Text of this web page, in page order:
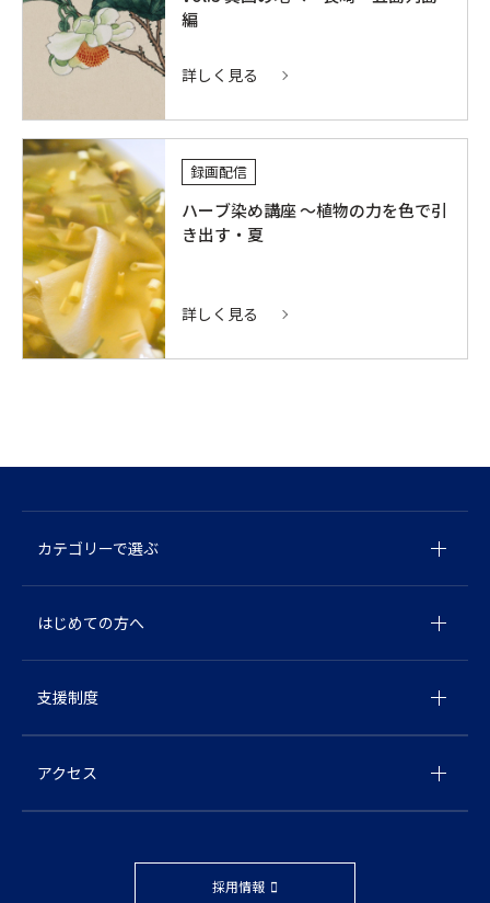
編
詳しく見る
録画配信
ハーブ染め講座 ～植物の力を色で引
き出す・夏
詳しく見る
カテゴリーで選ぶ
はじめての方へ
支援制度
アクセス
採用情報